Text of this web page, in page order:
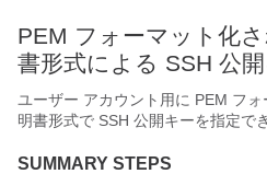
PEM フォーマット化
書形式による SSH 公
ユーザー アカウント用に PEM フ
明書形式で SSH 公開キーを指定で
SUMMARY STEPS